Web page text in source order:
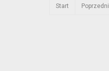
Start Poprzedni